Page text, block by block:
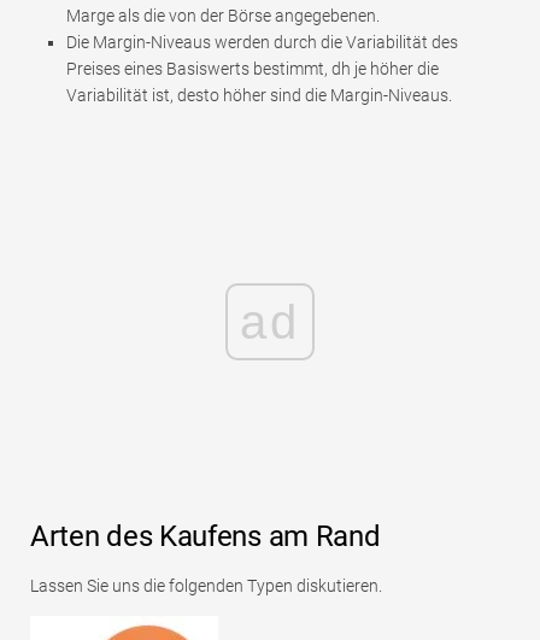
Marge als die von der Börse angegebenen.
Die Margin-Niveaus werden durch die Variabilität des
Preises eines Basiswerts bestimmt, dh je höher die
Variabilität ist, desto höher sind die Margin-Niveaus.
ad
Arten des Kaufens am Rand
Lassen Sie uns die folgenden Typen diskutieren.